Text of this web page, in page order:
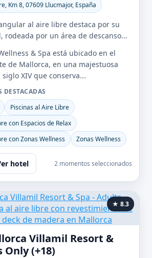
Km 8, 07609 Llucmajor, España
al aire libre destaca por su
rodeada por un área de descanso...
& Spa está ubicado en el
de Mallorca, en una majestuosa
XIV que conserva...
DESTACADAS
Piscinas al Aire Libre
con Espacios de Relax
con Zonas Wellness
Zonas Wellness
hotel 2 momentos seleccionados
★ 8.3
Villamil Resort &
Only (+18)